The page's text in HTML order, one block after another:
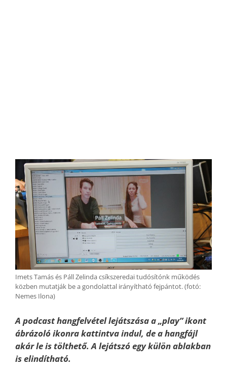
Imets Tamás és Páll Zelinda csíkszeredai tudósítónk működés
közben mutatják be a gondolattal irányítható fejpántot. (fotó:
Nemes Ilona)
A podcast hangfelvétel lejátszása a „play” ikont
ábrázoló ikonra kattintva indul, de a hangfájl
akár le is tölthető. A lejátszó egy külön ablakban
is elindítható.